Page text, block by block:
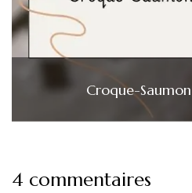
Croque-
4 commentaires